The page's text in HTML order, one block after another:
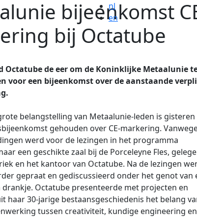
nl
en
bijeenkomst
bij Octatube
Octatube de eer om de Koninklijke Metaalunie
voor een bijeenkomst over de aanstaande
belangstelling van Metaalunie-leden is gisteren
gehouden over CE-markering.
werd voor de lezingen in het programma
een geschikte zaal bij de Porceleyne Fles,
en het kantoor van Octatube. Na de lezingen
gepraat en gediscussieerd onder het genot van
drankje. Octatube presenteerde met projecten en
haar 30-jarige bestaansgeschiedenis het belang
tussen creativiteit, kundige engineering en